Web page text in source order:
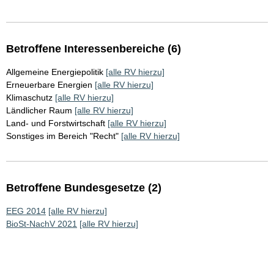
Betroffene Interessenbereiche (6)
Allgemeine Energiepolitik [alle RV hierzu]
Erneuerbare Energien [alle RV hierzu]
Klimaschutz [alle RV hierzu]
Ländlicher Raum [alle RV hierzu]
Land- und Forstwirtschaft [alle RV hierzu]
Sonstiges im Bereich "Recht" [alle RV hierzu]
Betroffene Bundesgesetze (2)
EEG 2014 [alle RV hierzu]
BioSt-NachV 2021 [alle RV hierzu]